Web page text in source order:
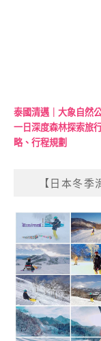
泰國清邁｜大象自然
一日深度森林探索旅
略、行程規劃
【日本冬